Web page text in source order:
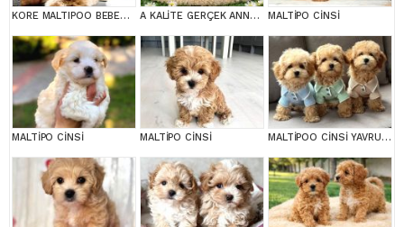
KORE MALTIPOO BEBEKLERIM A KALİTE GERÇEK ANNE BABA MALTİPOO YAVRULAR MALTİPO CİNSİ
MALTİPO CİNSİ MALTİPO CİNSİ MALTİPOO CİNSİ YAVRULAR EV ÜRETİMİ